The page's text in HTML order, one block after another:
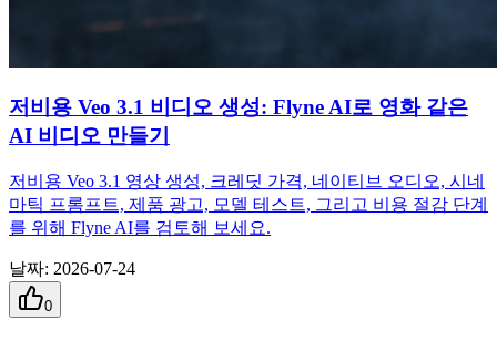
저비용 Veo 3.1 비디오 생성: Flyne AI로 영화 같은
AI 비디오 만들기
저비용 Veo 3.1 영상 생성, 크레딧 가격, 네이티브 오디오, 시네
마틱 프롬프트, 제품 광고, 모델 테스트, 그리고 비용 절감 단계
를 위해 Flyne AI를 검토해 보세요.
날짜: 2026-07-24
0